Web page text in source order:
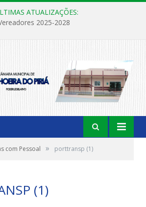
ATUALIZAÇÕES:
2025-2028
com Pessoal » porttransp (1)
(1)